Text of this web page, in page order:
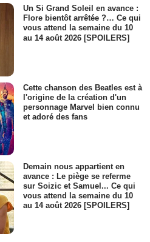
Un Si Grand Soleil en avance :
Flore bientôt arrêtée ?… Ce qui
vous attend la semaine du 10
au 14 août 2026 [SPOILERS]
Cette chanson des Beatles est à
l'origine de la création d'un
personnage Marvel bien connu
et adoré des fans
Demain nous appartient en
avance : Le piège se referme
sur Soizic et Samuel... Ce qui
vous attend la semaine du 10
au 14 août 2026 [SPOILERS]